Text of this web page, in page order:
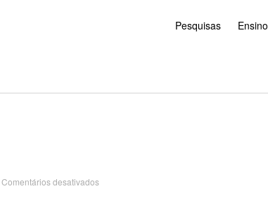
Pesquisas Ensino
Comentários desativados